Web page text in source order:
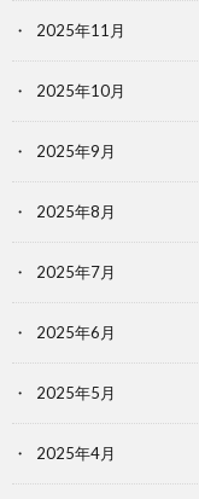
2025年11月
2025年10月
2025年9月
2025年8月
2025年7月
2025年6月
2025年5月
2025年4月